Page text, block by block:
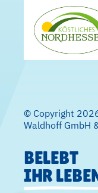
BELEBT
IHR
© Copyright
Waldhoff GmbH